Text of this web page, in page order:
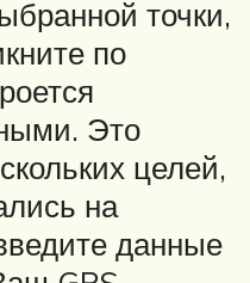
точки,
по
Это
целей,
на
данные